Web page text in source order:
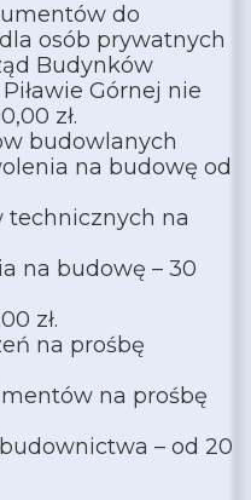
do
osób prywatnych
Budynków
Górnej nie
zł.
budowlanych
na budowę od
technicznych na
na budowę – 30
zł.
na prośbę
na prośbę
– od 20